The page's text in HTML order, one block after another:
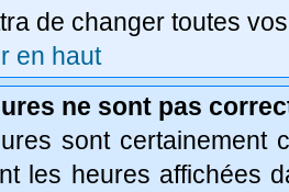
de changer toutes
en haut
ne sont pas
sont certainement
les heures affichées